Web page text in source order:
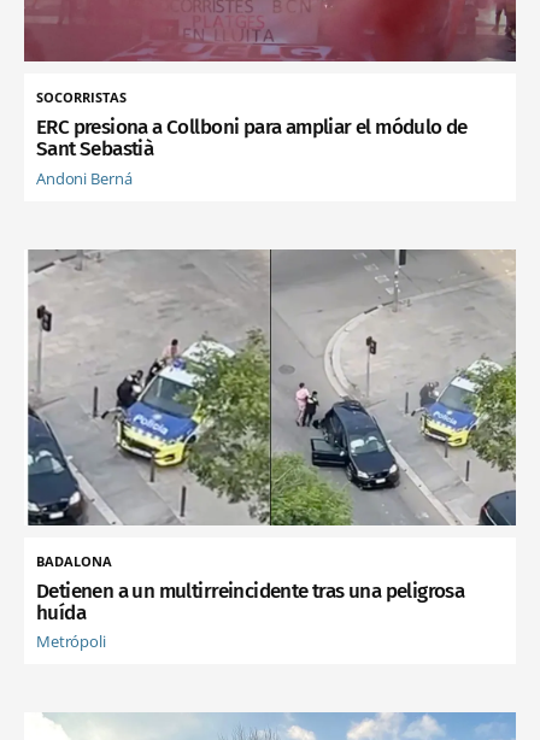
SOCORRISTAS
ERC presiona a Collboni para ampliar el módulo de
Sant Sebastià
Andoni Berná
BADALONA
Detienen a un multirreincidente tras una peligrosa
huída
Metrópoli